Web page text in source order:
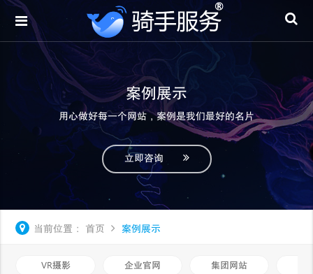
案例展示
用心做好每一个网站，案例是我们最好的名片
立即咨询
当前位置： 首页 案例展示
VR摄影 企业官网 集团网站